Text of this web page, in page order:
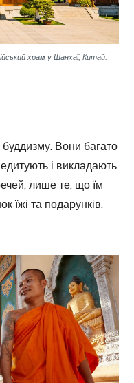
храм у Шанхаї, Китай.
Вони багато
і викладають
лише те, що їм
їжі та подарунків,